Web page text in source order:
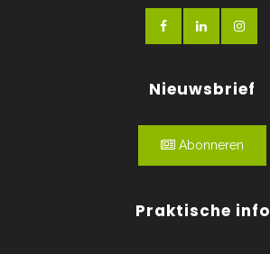
Nieuwsbrief
Abonneren
Praktische info